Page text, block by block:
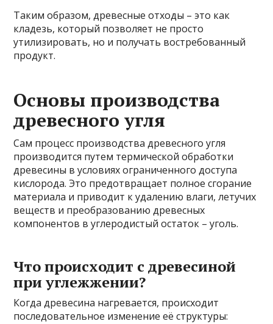
Таким образом, древесные отходы – это как
кладезь, который позволяет не просто
утилизировать, но и получать востребованный
продукт.
Основы производства
древесного угля
Сам процесс производства древесного угля
производится путем термической обработки
древесины в условиях ограниченного доступа
кислорода. Это предотвращает полное сгорание
материала и приводит к удалению влаги, летучих
веществ и преобразованию древесных
компонентов в углеродистый остаток – уголь.
Что происходит с древесиной
при углежжении?
Когда древесина нагревается, происходит
последовательное изменение её структуры: